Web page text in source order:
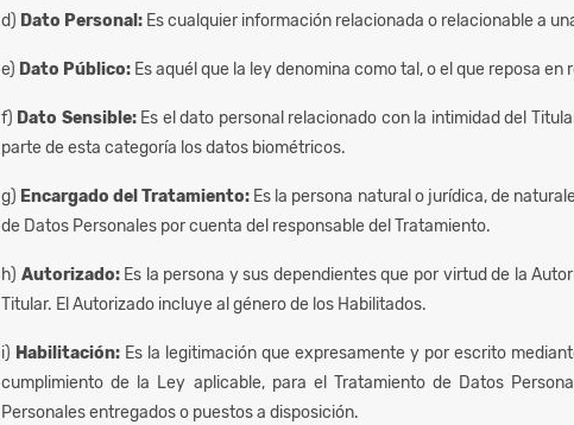
d) Dato Personal: Es cualquier información relacionada o relacionable a
e) Dato Público: Es aquél que la ley denomina como tal, o el que reposa
f) Dato Sensible: Es el dato personal relacionado con la intimidad del
parte de esta categoría los datos biométricos.
g) Encargado del Tratamiento: Es la persona natural o jurídica, de
de Datos Personales por cuenta del responsable del Tratamiento.
h) Autorizado: Es la persona y sus dependientes que por virtud de la
Titular. El Autorizado incluye al género de los Habilitados.
i) Habilitación: Es la legitimación que expresamente y por escrito
cumplimiento de la Ley aplicable, para el Tratamiento de Datos
Personales entregados o puestos a disposición.